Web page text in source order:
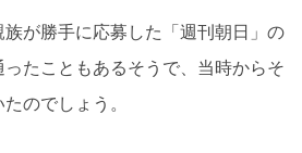
が勝手に応募した「週刊朝日」の
たこともあるそうで、当時からそ
のでしょう。